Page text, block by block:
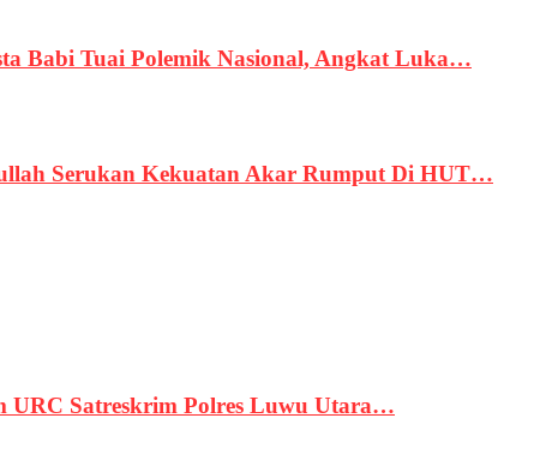
Babi Tuai Polemik Nasional, Angkat Luka…
Serukan Kekuatan Akar Rumput Di HUT…
URC Satreskrim Polres Luwu Utara…